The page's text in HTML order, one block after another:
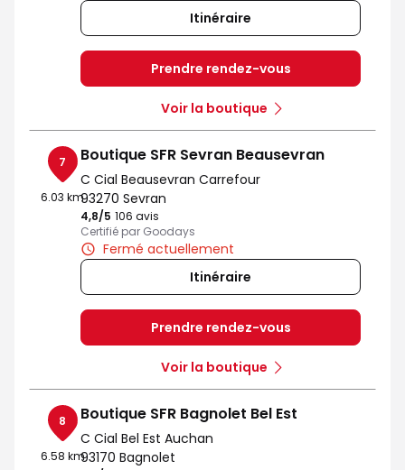
Itinéraire
Prendre rendez-vous
Voir la boutique
7
6.03 km
Boutique SFR Sevran Beausevran
C Cial Beausevran Carrefour
93270 Sevran
4,8/5 Note de 4.8 sur 5
106 avis
Certifié par Goodays
Fermé actuellement
Itinéraire
Prendre rendez-vous
Voir la boutique
8
6.58 km
Boutique SFR Bagnolet Bel Est
C Cial Bel Est Auchan
93170 Bagnolet